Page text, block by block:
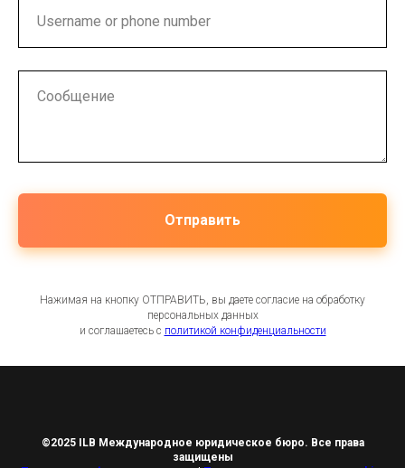
Отправить
Нажимая на кнопку ОТПРАВИТЬ, вы даете согласие на обработку
персональных данных
и соглашаетесь c политикой конфиденциальности
©2025 ILB Международное юридическое бюро. Все права
защищены